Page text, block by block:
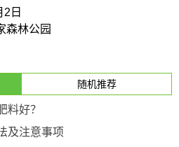
日
森林公园
随机推荐
料好？
及注意事项